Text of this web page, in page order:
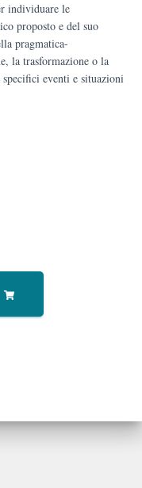
individuare le
proposto e del suo
pragmatica-
la trasformazione o la
eventi e situazioni